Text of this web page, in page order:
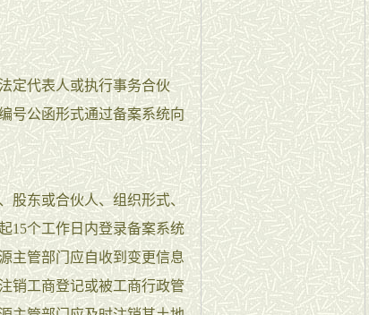
定代表人或执行事务合伙
号公函形式通过备案系统向
股东或合伙人、组织形式、
15个工作日内登录备案系统
主管部门应自收到变更信息
销工商登记或被工商行政管